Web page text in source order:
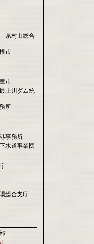
県村山総合
市
市
上川ダム統
所
事務所
水道事業団
総合支庁